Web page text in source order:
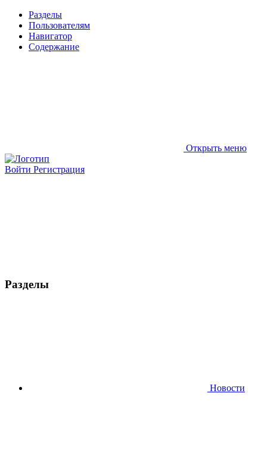
Разделы
Пользователям
Навигатор
Содержание
Открыть меню
Войти Регистрация
Разделы
Новости